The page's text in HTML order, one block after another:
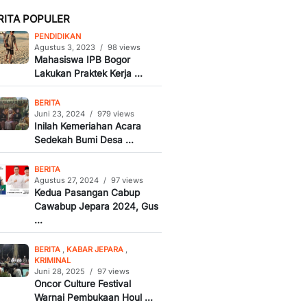
POPULER
PENDIDIKAN
Agustus 3, 2023 / 98 views
Mahasiswa IPB Bogor
Lakukan Praktek Kerja ...
BERITA
Juni 23, 2024 / 979 views
Inilah Kemeriahan Acara
Sedekah Bumi Desa ...
BERITA
Agustus 27, 2024 / 97 views
Kedua Pasangan Cabup
Cawabup Jepara 2024, Gus
...
BERITA KABAR JEPARA
KRIMINAL
Juni 28, 2025
/ 97 views
Oncor Culture Festival
Warnai Pembukaan Houl ...